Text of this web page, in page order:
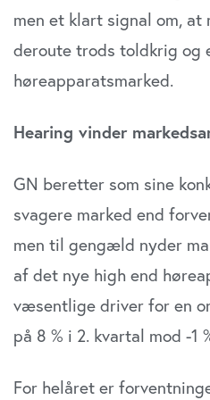
din brug af vores website
sociale medier,
analysepartnere. Vores
data med andre oplysninger,
samtykker til vores cookies,
men et klart signal om, at
deroute trods toldkrig og
høreapparatsmarked.
Hearing vinder
GN beretter som sine
svagere marked end
men til gengæld nyder
af det nye high end
væsentlige driver for en
på 8 % i 2. kvartal mod -1
For helåret er